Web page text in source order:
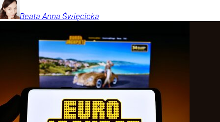
Beata Anna Święcicka